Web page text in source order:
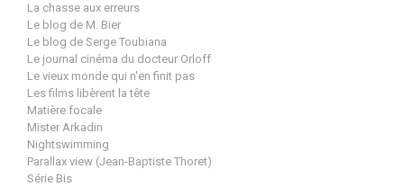
La chasse aux erreurs
Le blog de M. Bier
Le blog de Serge Toubiana
Le journal cinéma du docteur Orloff
Le vieux monde qui n'en finit pas
Les films libèrent la tête
Matière focale
Mister Arkadin
Nightswimming
Parallax view (Jean-Baptiste Thoret)
Série Bis